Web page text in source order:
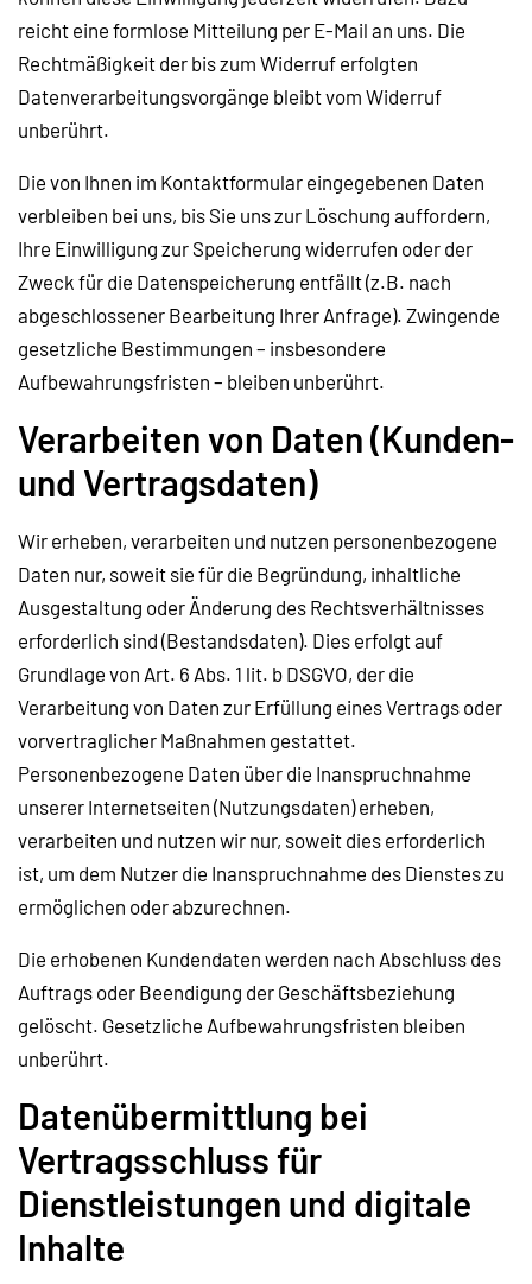
reicht eine formlose Mitteilung per E-Mail an uns. Die
Rechtmäßigkeit der bis zum Widerruf erfolgten
Datenverarbeitungsvorgänge bleibt vom Widerruf
unberührt.
Die von Ihnen im Kontaktformular eingegebenen Daten
verbleiben bei uns, bis Sie uns zur Löschung auffordern,
Ihre Einwilligung zur Speicherung widerrufen oder der
Zweck für die Datenspeicherung entfällt (z.B. nach
abgeschlossener Bearbeitung Ihrer Anfrage). Zwingende
gesetzliche Bestimmungen – insbesondere
Aufbewahrungsfristen – bleiben unberührt.
Verarbeiten von Daten (Kunden-
und Vertragsdaten)
Wir erheben, verarbeiten und nutzen personenbezogene
Daten nur, soweit sie für die Begründung, inhaltliche
Ausgestaltung oder Änderung des Rechtsverhältnisses
erforderlich sind (Bestandsdaten). Dies erfolgt auf
Grundlage von Art. 6 Abs. 1 lit. b DSGVO, der die
Verarbeitung von Daten zur Erfüllung eines Vertrags oder
vorvertraglicher Maßnahmen gestattet.
Personenbezogene Daten über die Inanspruchnahme
unserer Internetseiten (Nutzungsdaten) erheben,
verarbeiten und nutzen wir nur, soweit dies erforderlich
ist, um dem Nutzer die Inanspruchnahme des Dienstes zu
ermöglichen oder abzurechnen.
Die erhobenen Kundendaten werden nach Abschluss des
Auftrags oder Beendigung der Geschäftsbeziehung
gelöscht. Gesetzliche Aufbewahrungsfristen bleiben
unberührt.
Datenübermittlung bei
Vertragsschluss für
Dienstleistungen und digitale
Inhalte